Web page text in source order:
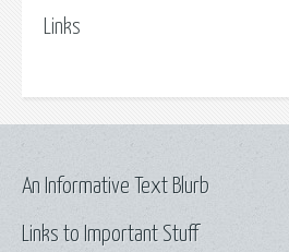
Links
Links to Important Stuff
An Informative Text Blurb